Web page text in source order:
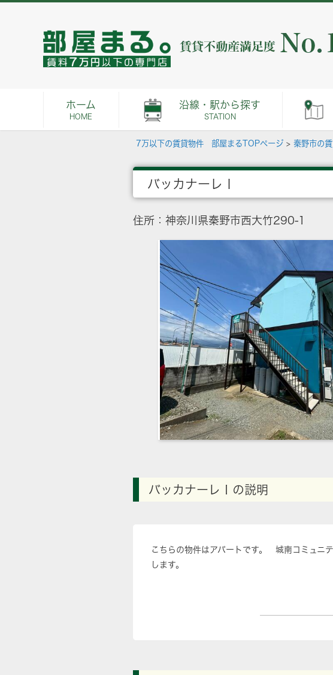
ホーム
HOME
沿線・駅から探す
STATION
7万以下の賃貸物件 部屋まるTOPページ > 秦野市の
バッカナーレⅠ
住所：神奈川県秦野市西大竹290-1
バッカナーレⅠの説明
こちらの物件はアパートです。 城南コミュニ
します。